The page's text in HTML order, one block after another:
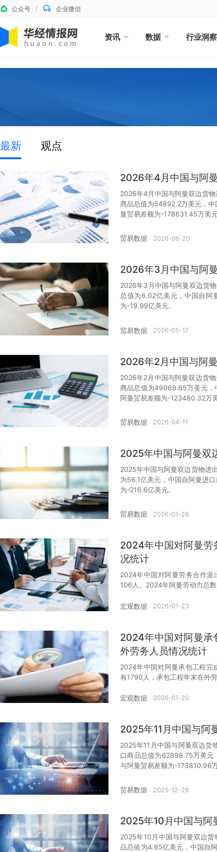
公众号 企业微信
资讯 数据 行业洞察
最新 观点
2026年4月中国与阿
2026年4月中国与阿曼双边货
商品总值为54892.2万美元，
曼贸易差额为-178631.45万美
贸易数据 2026-06-20
2026年3月中国与阿
2026年3月中国与阿曼双边货
总值为6.02亿美元，中国自阿
为-19.99亿美元。
贸易数据 2026-05-17
2026年2月中国与阿
2026年2月中国与阿曼双边货
商品总值为49069.65万美元，
阿曼贸易差额为-123480.32万
贸易数据 2026-04-11
2025年中国与阿曼双
2025年中国与阿曼双边货物进
为56.1亿美元，中国自阿曼进
为-216.6亿美元。
贸易数据 2026-01-26
2024年中国对阿曼劳
况统计
2024年中国对阿曼劳务合作派
106人。2024年阿曼劳动力总
宏观数据 2026-01-23
2024年中国对阿曼承
外劳务人员情况统计
2024年中国对阿曼承包工程完
有1790人，承包工程年末在外
宏观数据 2026-01-20
2025年11月中国与阿
2025年11月中国与阿曼双边
口商品总值为62898.75万美元
与阿曼贸易差额为-173810.96
贸易数据 2025-12-28
2025年10月中国与阿
2025年10月中国与阿曼双边
品总值为4.85亿美元，中国自